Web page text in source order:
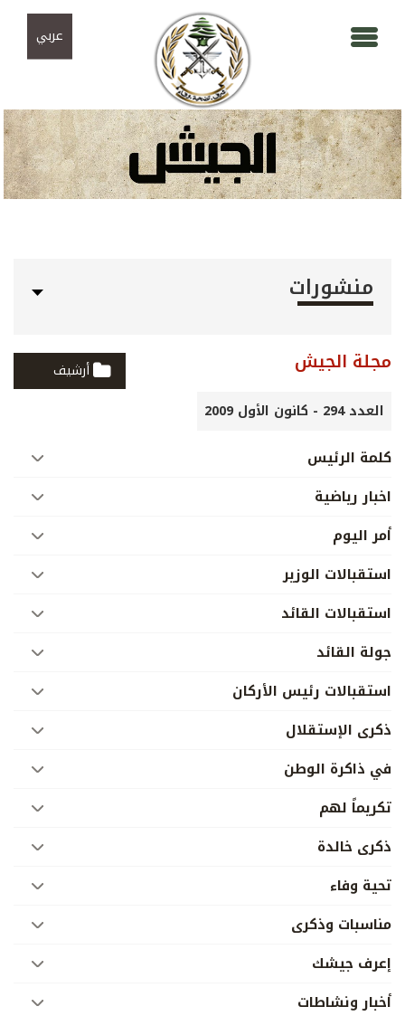
عربي
منشورات
مجلة الجيش
أرشيف
العدد 294 - كانون الأول 2009
كلمة الرئيس
اخبار رياضية
أمر اليوم
استقبالات الوزير
استقبالات القائد
جولة القائد
استقبالات رئيس الأركان
ذكرى الإستقلال
في ذاكرة الوطن
تكريماً لهم
ذكرى خالدة
تحية وفاء
مناسبات وذكرى
إعرف جيشك
أخبار ونشاطات